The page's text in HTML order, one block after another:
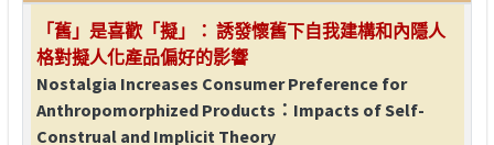
「舊」是喜歡「擬」： 誘發懷舊下自我建構和內隱人
格對擬人化產品偏好的影響
Nostalgia Increases Consumer Preference for
Anthropomorphized Products：Impacts of Self-
Construal and Implicit Theory